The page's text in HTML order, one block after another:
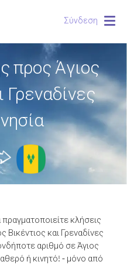
Σύνδεση
προς Άγιος
Γρεναδίνες
κλήσεις
Βικέντιος και Γρεναδίνες
αριθμό σε Άγιος
ή κινητό! - μόνο από